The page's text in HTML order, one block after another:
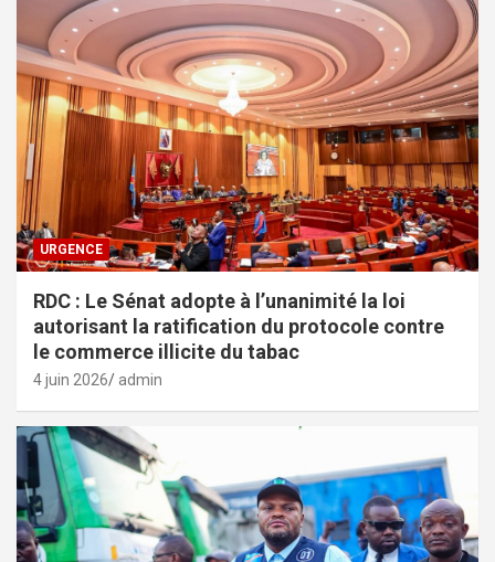
URGENCE
RDC : Le Sénat adopte à l’unanimité la loi
autorisant la ratification du protocole contre
le commerce illicite du tabac
4 juin 2026 admin